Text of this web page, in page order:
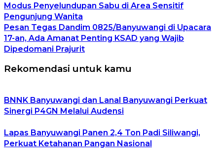
Modus Penyelundupan Sabu di Area Sensitif
Pengunjung Wanita
Pesan Tegas Dandim 0825/Banyuwangi di Upacara
17-an, Ada Amanat Penting KSAD yang Wajib
Dipedomani Prajurit
Rekomendasi untuk kamu
BNNK Banyuwangi dan Lanal Banyuwangi Perkuat
Sinergi P4GN Melalui Audensi
Lapas Banyuwangi Panen 2,4 Ton Padi Siliwangi,
Perkuat Ketahanan Pangan Nasional